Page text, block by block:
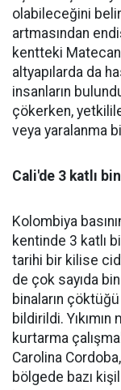
olabileceğini
artmasından
kentteki
altyapılarda da
insanların
çökerken,
veya yaralanma
Cali'de 3 katlı
Kolombiya
kentinde 3 katlı
tarihi bir kilise
de çok sayıda
binaların
bildirildi.
kurtarma
Carolina
bölgede bazı